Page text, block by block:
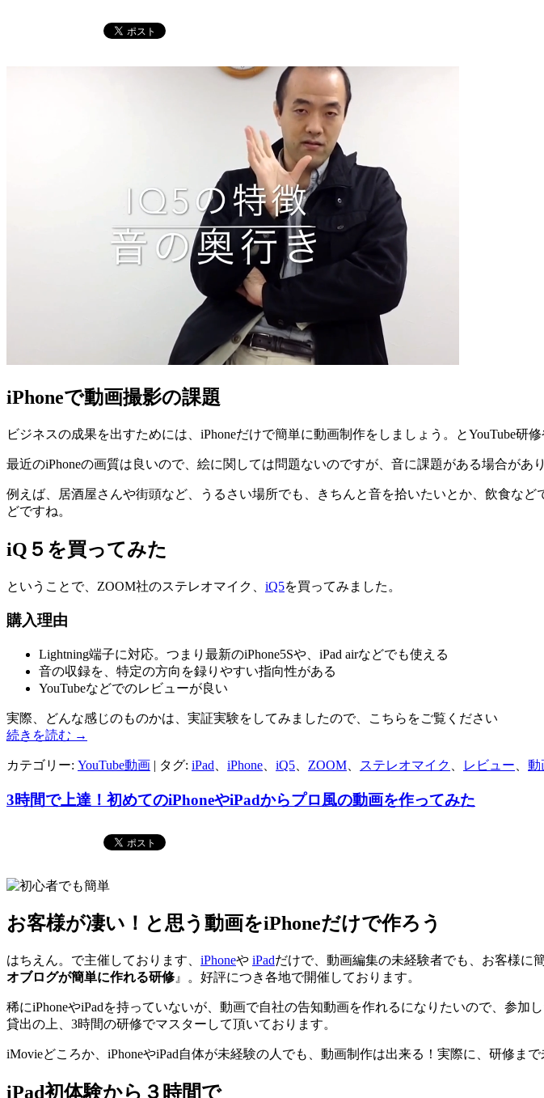
iPhoneで動画撮影の課題
ビジネスの成果を出すためには、iPhoneだけで簡単に動画制作をしましょう。とYouTube研
最近のiPhoneの画質は良いので、絵に関しては問題ないのですが、音に課題がある場合があり
例えば、居酒屋さんや街頭など、うるさい場所でも、きちんと音を拾いたいとか、飲食な
どですね。
iQ５を買ってみた
ということで、ZOOM社のステレオマイク、 iQ5を買ってみました。
購入理由
Lightning端子に対応。つまり最新のiPhone5Sや、iPad airなどでも使える
音の収録を、特定の方向を録りやすい指向性がある
YouTubeなどでのレビューが良い
実際、どんな感じのものかは、実証実験をしてみましたので、こちらをご覧ください
続きを読む →
カテゴリー: YouTube動画 | タグ: iPad iPhone iQ5 ZOOM ステレオマイク レビュー 動
3時間で上達！初めてのiPhoneやiPadからプロ風の動画を作ってみた
お客様が凄い！と思う動画をiPhoneだけで作ろう
はちえん。で主催しております、 iPhoneや iPadだけで、動画編集の未経験者でも、お客様に
オブログが簡単に作れる研修 』。好評につき各地で開催しております。
稀にiPhoneやiPadを持っていないが、動画で自社の告知動画を作れるになりたいので、参
貸出の上、3時間の研修でマスターして頂いております。
iMovieどころか、iPhoneやiPad自体が未経験の人でも、動画制作は出来る！実際に、研修ま
iPad初体験から３時間で